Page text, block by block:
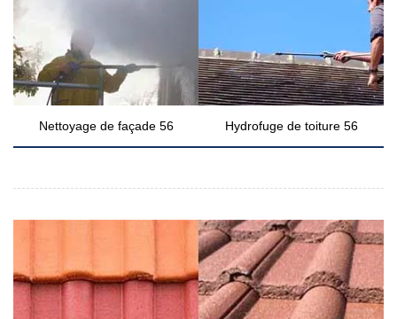
Nettoyage de façade 56 Hydrofuge de toiture 56